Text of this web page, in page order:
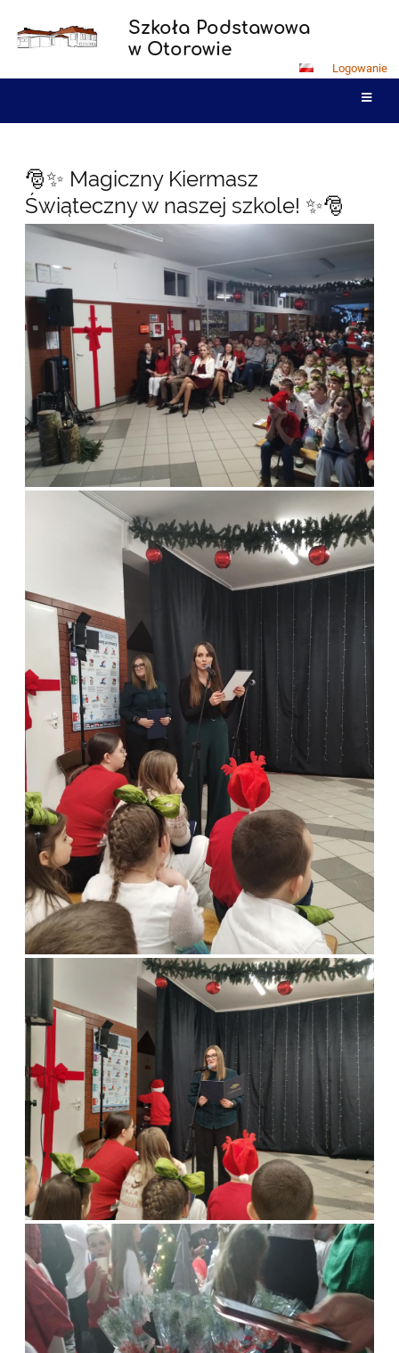
Szkoła Podstawowa
w Otorowie
Logowanie
🎅✨ Magiczny Kiermasz
Świąteczny w naszej szkole! ✨🎅